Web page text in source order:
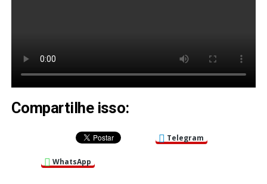
Compartilhe isso:
Telegram
WhatsApp